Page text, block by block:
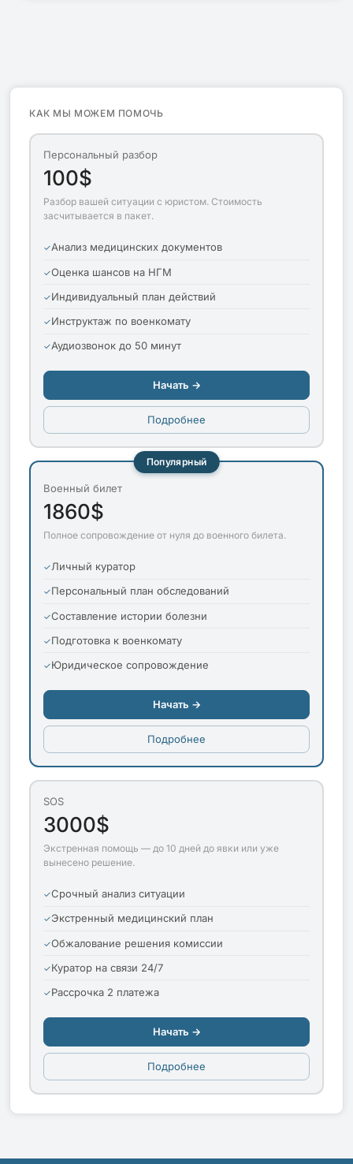
КАК МЫ МОЖЕМ ПОМОЧЬ
Персональный разбор
100$
Разбор вашей ситуации с юристом. Стоимость
засчитывается в пакет.
Анализ медицинских документов
Оценка шансов на НГМ
Индивидуальный план действий
Инструктаж по военкомату
Аудиозвонок до 50 минут
Начать →
Подробнее
Популярный
Военный билет
1860$
Полное сопровождение от нуля до военного билета.
Личный куратор
Персональный план обследований
Составление истории болезни
Подготовка к военкомату
Юридическое сопровождение
Начать →
Подробнее
SOS
3000$
Экстренная помощь — до 10 дней до явки или уже
вынесено решение.
Срочный анализ ситуации
Экстренный медицинский план
Обжалование решения комиссии
Куратор на связи 24/7
Рассрочка 2 платежа
Начать →
Подробнее